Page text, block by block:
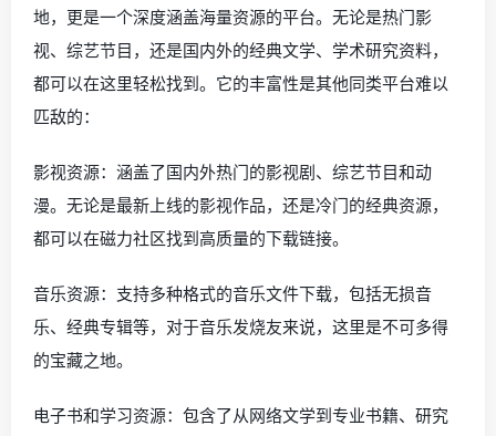
地，更是一个深度涵盖海量资源的平台。无论是热门影
视、综艺节目，还是国内外的经典文学、学术研究资料，
都可以在这里轻松找到。它的丰富性是其他同类平台难以
匹敌的：
影视资源：涵盖了国内外热门的影视剧、综艺节目和动
漫。无论是最新上线的影视作品，还是冷门的经典资源，
都可以在磁力社区找到高质量的下载链接。
音乐资源：支持多种格式的音乐文件下载，包括无损音
乐、经典专辑等，对于音乐发烧友来说，这里是不可多得
的宝藏之地。
电子书和学习资源：包含了从网络文学到专业书籍、研究